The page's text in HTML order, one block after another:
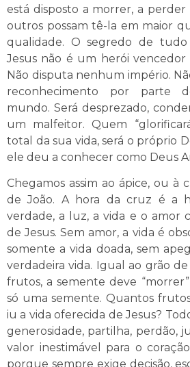
está disposto a morrer, a perder
outros possam tê-la em maior
qualidade. O segredo de
Jesus não é um herói
Não disputa nenhum império.
reconhecimento por parte
mundo. Será desprezado,
um malfeitor. Quem
total da sua vida, será o próprio
ele deu a conhecer como Deus
Chegamos assim ao ápice, ou à
de João. A hora da cruz é a
verdade, a luz, a vida e o amor
de Jesus. Sem amor, a vida é
somente a vida doada, sem
verdadeira vida. Igual ao grão
frutos, a semente deve
só uma semente. Quantos
iu a vida oferecida de Jesus?
generosidade, partilha, perdão,
valor inestimável para o
porque sempre exige decisão,